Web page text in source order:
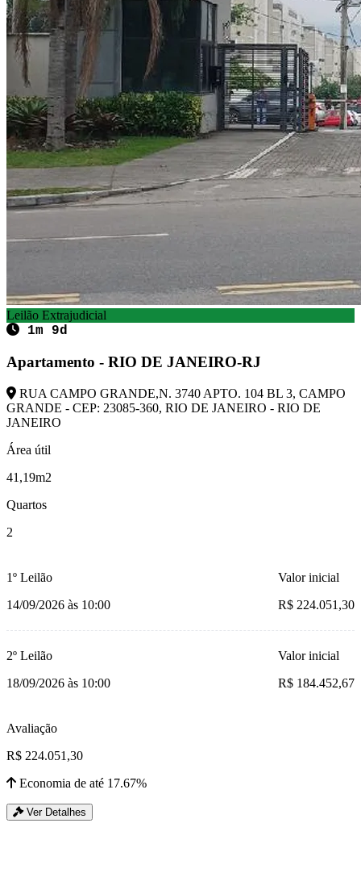
Leilão Extrajudicial
1m 9d
Apartamento - RIO DE JANEIRO-RJ
RUA CAMPO GRANDE,N. 3740 APTO. 104 BL 3, CAMPO
GRANDE - CEP: 23085-360, RIO DE JANEIRO - RIO DE
JANEIRO
Área útil
41,19m2
Quartos
2
1º Leilão
14/09/2026 às 10:00
Valor inicial
R$ 224.051,30
2º Leilão
18/09/2026 às 10:00
Valor inicial
R$ 184.452,67
Avaliação
R$ 224.051,30
Economia de até 17.67%
Ver Detalhes